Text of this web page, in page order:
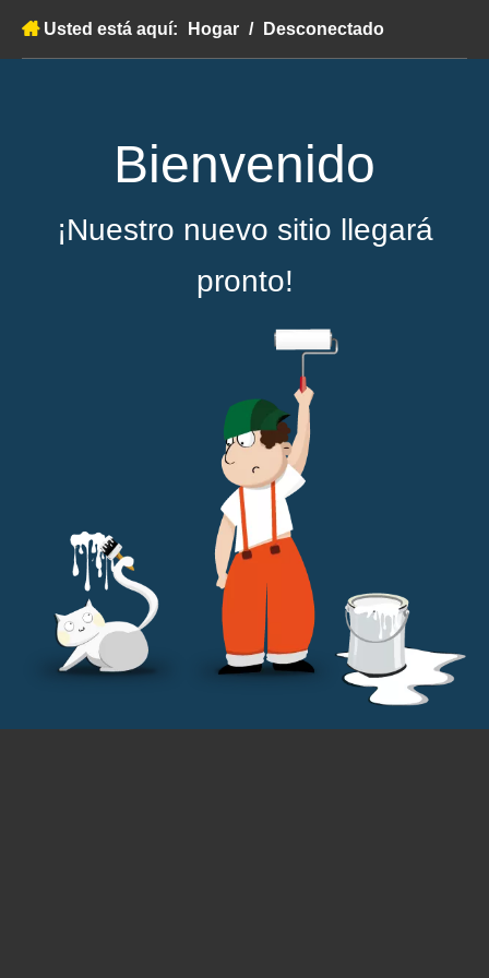
Usted está aquí: Hogar / Desconectado
Bienvenido
¡Nuestro nuevo sitio llegará
pronto!